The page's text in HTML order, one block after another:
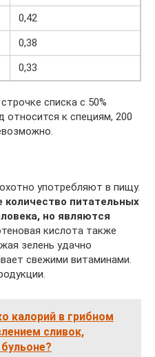
0,42
0,38
0,33
списка с 50%
к специям, 200
употребляют в пищу.
питательных
но являются
кислота также
зелень удачно
свежими витаминами.
калорий в грибном
сливок,